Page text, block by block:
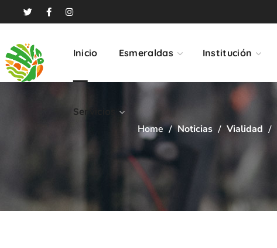
Inicio Esmeraldas Institución
Servicios
Home Noticias Vialidad